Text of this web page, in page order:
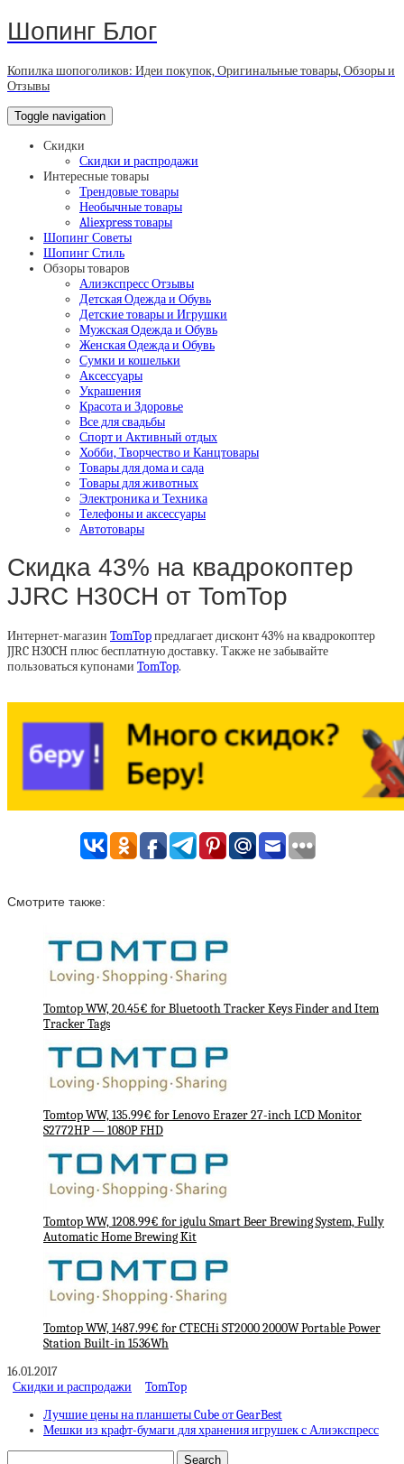
Шопинг Блог
Копилка шопоголиков: Идеи покупок, Оригинальные товары, Обзоры и
Отзывы
Toggle navigation
Скидки
Скидки и распродажи
Интересные товары
Трендовые товары
Необычные товары
Aliexpress товары
Шопинг Советы
Шопинг Стиль
Обзоры товаров
Алиэкспресс Отзывы
Детская Одежда и Обувь
Детские товары и Игрушки
Мужская Одежда и Обувь
Женская Одежда и Обувь
Сумки и кошельки
Аксессуары
Украшения
Красота и Здоровье
Все для свадьбы
Спорт и Активный отдых
Хобби, Творчество и Канцтовары
Товары для дома и сада
Товары для животных
Электроника и Техника
Телефоны и аксессуары
Автотовары
Скидка 43% на квадрокоптер
JJRC H30CH от TomTop
Интернет-магазин TomTopпредлагает дисконт 43% на квадрокоптер
JJRC H30CH плюс бесплатную доставку. Также не забывайте
пользоваться купонами TomTop.
Смотрите также:
Tomtop WW, 20.45€ for Bluetooth Tracker Keys Finder and Item
Tracker Tags
Tomtop WW, 135.99€ for Lenovo Erazer 27-inch LCD Monitor
S2772HP — 1080P FHD
Tomtop WW, 1208.99€ for igulu Smart Beer Brewing System, Fully
Automatic Home Brewing Kit
Tomtop WW, 1487.99€ for CTECHi ST2000 2000W Portable Power
Station Built-in 1536Wh
16.01.2017
Скидки и распродажи
TomTop
Лучшие цены на планшеты Cube от GearBest
Мешки из крафт-бумаги для хранения игрушек с Алиэкспресс